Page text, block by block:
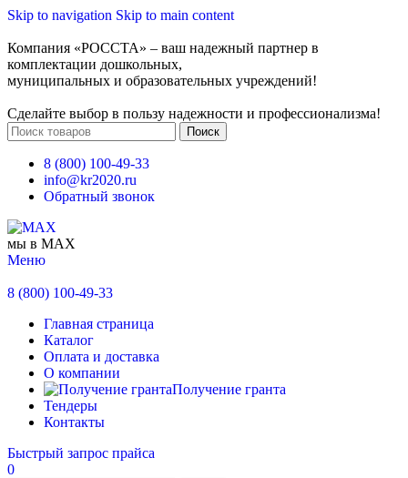
Skip to navigation Skip to main content
Компания «РОССТА» – ваш надежный партнер в
комплектации дошкольных,
муниципальных и образовательных учреждений!
Сделайте выбор в пользу надежности и профессионализма!
Поиск
8 (800) 100-49-33
info@kr2020.ru
Обратный звонок
мы в MAX
Меню
8 (800) 100-49-33
Главная страница
Каталог
Оплата и доставка
О компании
Получение гранта
Тендеры
Контакты
Быстрый запрос прайса
0